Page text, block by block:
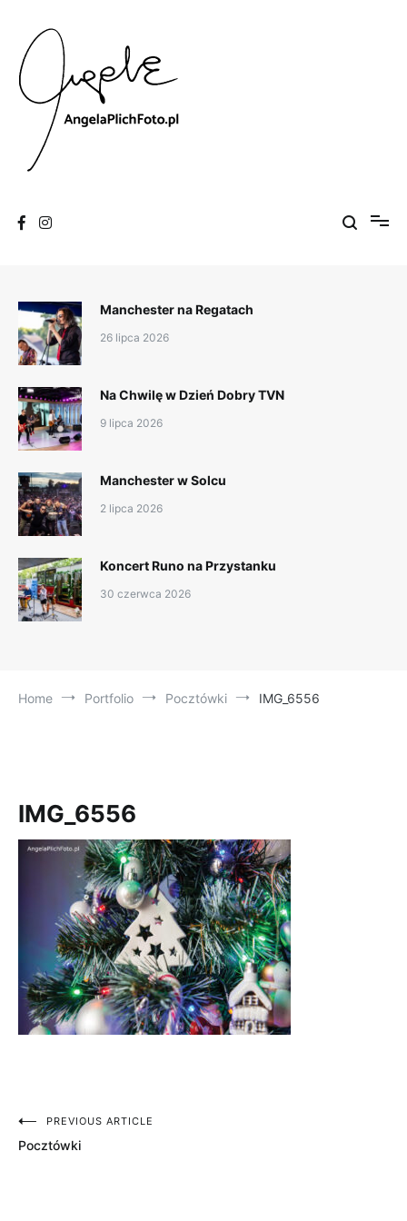
content
Manchester na Regatach
26 lipca 2026
Na Chwilę w Dzień Dobry TVN
9 lipca 2026
Manchester w Solcu
2 lipca 2026
Koncert Runo na Przystanku
30 czerwca 2026
Home Portfolio Pocztówki IMG_6556
IMG_6556
Nawigacja
PREVIOUS ARTICLE
Pocztówki